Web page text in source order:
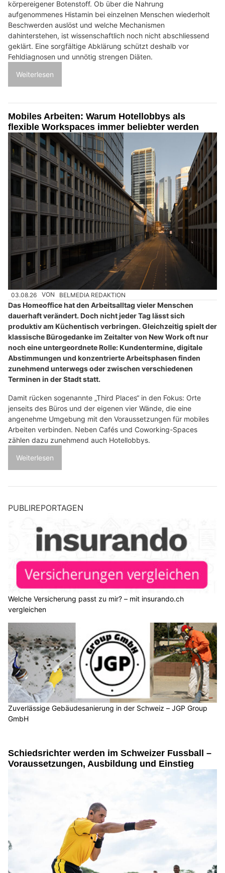
körpereigener Botenstoff. Ob über die Nahrung
aufgenommenes Histamin bei einzelnen Menschen wiederholt
Beschwerden auslöst und welche Mechanismen
dahinterstehen, ist wissenschaftlich noch nicht abschliessend
geklärt. Eine sorgfältige Abklärung schützt deshalb vor
Fehldiagnosen und unnötig strengen Diäten.
Weiterlesen
Mobiles Arbeiten: Warum Hotellobbys als
flexible Workspaces immer beliebter werden
03.08.26 VON BELMEDIA REDAKTION
Das Homeoffice hat den Arbeitsalltag vieler Menschen
dauerhaft verändert. Doch nicht jeder Tag lässt sich
produktiv am Küchentisch verbringen. Gleichzeitig spielt der
klassische Bürogedanke im Zeitalter von New Work oft nur
noch eine untergeordnete Rolle: Kundentermine, digitale
Abstimmungen und konzentrierte Arbeitsphasen finden
zunehmend unterwegs oder zwischen verschiedenen
Terminen in der Stadt statt.
Damit rücken sogenannte „Third Places“ in den Fokus: Orte
jenseits des Büros und der eigenen vier Wände, die eine
angenehme Umgebung mit den Voraussetzungen für mobiles
Arbeiten verbinden. Neben Cafés und Coworking-Spaces
zählen dazu zunehmend auch Hotellobbys.
Weiterlesen
PUBLIREPORTAGEN
Welche Versicherung passt zu mir? – mit insurando.ch
vergleichen
Zuverlässige Gebäudesanierung in der Schweiz – JGP Group
GmbH
Schiedsrichter werden im Schweizer Fussball –
Voraussetzungen, Ausbildung und Einstieg